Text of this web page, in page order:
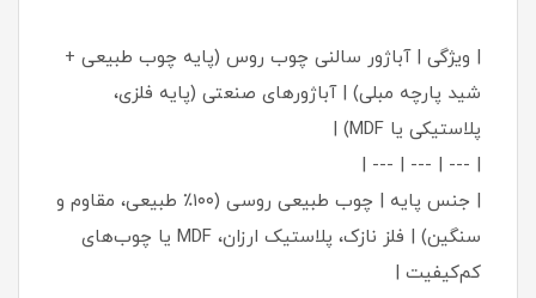
| ویژگی | آباژور سالنی چوب روس (پایه چوب طبیعی +
شید پارچه مبلی) | آباژورهای صنعتی (پایه فلزی،
پلاستیکی یا MDF) |
| --- | --- | --- |
| جنس پایه | چوب طبیعی روسی (۱۰۰٪ طبیعی، مقاوم و
سنگین) | فلز نازک، پلاستیک ارزان، MDF یا چوب‌های
کم‌کیفیت |